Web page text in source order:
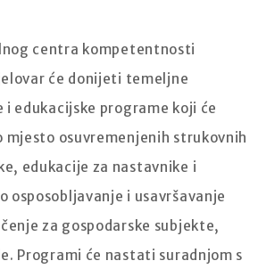
centra kompetentnosti
će donijeti temeljne
edukacijske programe koji će
osuvremenjenih strukovnih
edukacije za nastavnike i
osposobljavanje i usavršavanje
za gospodarske subjekte,
Programi će nastati suradnjom s